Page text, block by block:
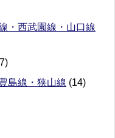
・西武園線・山口線
島線・狭山線 (14)